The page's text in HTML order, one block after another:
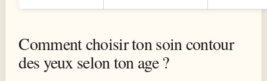
Comment choisir ton soin contour
des yeux selon ton age ?